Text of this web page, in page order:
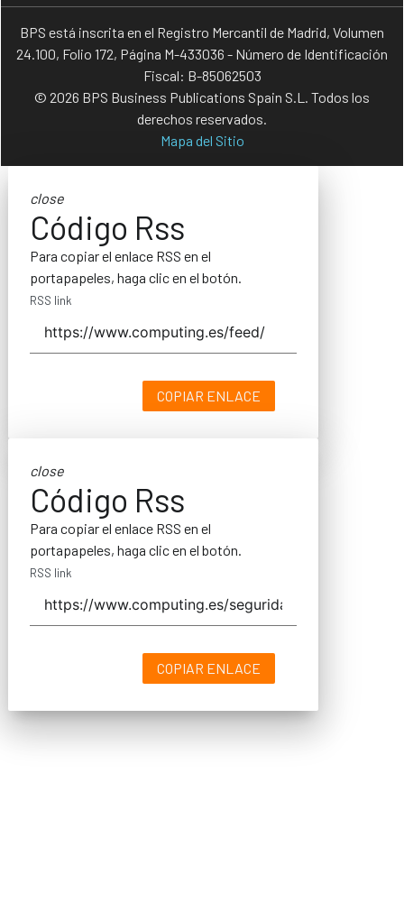
BPS está inscrita en el Registro Mercantil de Madrid, Volumen
24.100, Folio 172, Página M-433036 - Número de Identificación
Fiscal: B-85062503
© 2026 BPS Business Publications Spain S.L. Todos los
derechos reservados.
Mapa del Sitio
close
Código Rss
Para copiar el enlace RSS en el
portapapeles, haga clic en el botón.
RSS link
COPIAR ENLACE
close
Código Rss
Para copiar el enlace RSS en el
portapapeles, haga clic en el botón.
RSS link
COPIAR ENLACE